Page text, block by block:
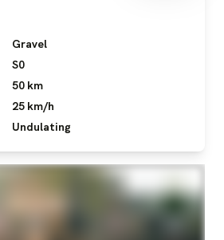
Gravel
S0
50 km
25 km/h
Undulating